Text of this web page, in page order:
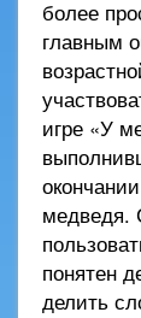
более
главным
игре «У
медведя.
понятен
делить